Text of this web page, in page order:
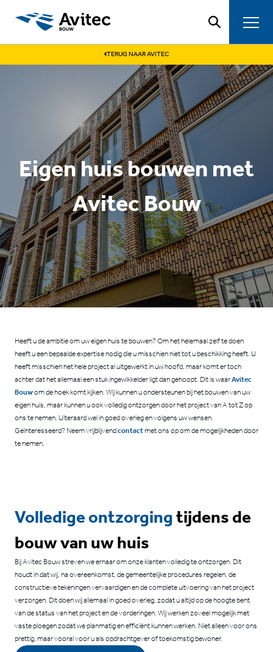
ONZE PROJECTEN
WAT WE DOEN
OVER ONS
SERVICE & ONDERHOUD
CONTACT
TERUG NAAR AVITEC
Eigen huis bouwen met
Avitec Bouw
Heeft u de ambitie om uw eigen huis te bouwen? Om het helemaal zelf te doen
heeft u een bepaalde expertise nodig die u misschien niet tot u beschikking heeft. U
heeft misschien het hele project al uitgewerkt in uw hoofd, maar komt er toch
achter dat het allemaal een stuk ingewikkelder ligt dan gehoopt. Dit is waarAvitec
Bouwom de hoek komt kijken. Wij kunnen u ondersteunen bij het bouwen van uw
eigen huis, maar kunnen u ook volledig ontzorgen door het project van A tot Z op
ons te nemen. Uiteraard wel in goed overleg en volgens uw wensen.
Geïnteresseerd? Neem vrijblijvendcontactmet ons op om de mogelijkheden door
te nemen.
Volledige ontzorgingtijdens de
bouw van uw huis
Bij Avitec Bouw streven we ernaar om onze klanten volledig te ontzorgen. Dit
houdt in dat wij, na overeenkomst, de gemeentelijke procedures regelen, de
constructieve tekeningen vervaardigen en de complete uitvoering van het project
verzorgen. Dit doen wij allemaal in goed overleg, zodat u altijd op de hoogte bent
van de status van het project en de vorderingen. Wij werken zoveel mogelijk met
vaste ploegen zodat we planmatig en efficiënt kunnen werken. Niet alleen voor ons
prettig, maar vooral voor u als opdrachtgever of toekomstig bewoner.